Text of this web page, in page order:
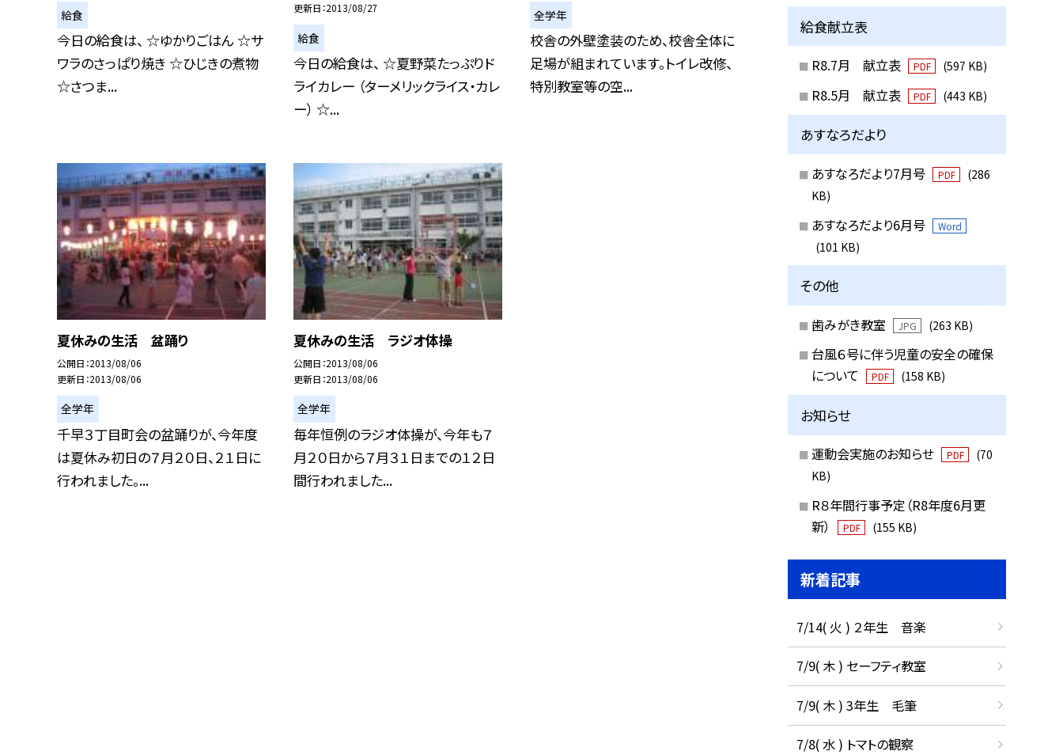
給食
今日の給食は、 ☆ゆかりごはん ☆サ
ワラのさっぱり焼き ☆ひじきの煮物
☆さつま...
更新日 2013/08/27
給食
今日の給食は、 ☆夏野菜たっぷりド
ライカレー （ターメリックライス・カレ
ー） ☆...
全学年
校舎の外壁塗装のため、校舎全体に
足場が組まれています。トイレ改修、
特別教室等の空...
夏休みの生活 盆踊り
公開日 2013/08/06
更新日 2013/08/06
全学年
千早３丁目町会の盆踊りが、今年度
は夏休み初日の７月２０日、２１日に
行われました。...
夏休みの生活 ラジオ体操
公開日 2013/08/06
更新日 2013/08/06
全学年
毎年恒例のラジオ体操が、今年も７
月２０日から７月３１日までの１２日
間行われました...
給食献立表
R8.7月 献立表 PDF (597 KB)
R8.5月 献立表 PDF (443 KB)
あすなろだより
あすなろだより7月号 PDF
(286
KB)
あすなろだより6月号 Word
(101 KB)
その他
歯みがき教室 JPG (263 KB)
台風６号に伴う児童の安全の確保
について
PDF (158 KB)
お知らせ
運動会実施のお知らせ PDF
(70
KB)
R８年間行事予定（R8年度6月更
新）
PDF (155 KB)
新着記事
7/14( 火 ) ２年生 音楽
7/9( 木 ) セーフティ教室
7/9( 木 ) 3年生 毛筆
7/8( 水 ) トマトの観察